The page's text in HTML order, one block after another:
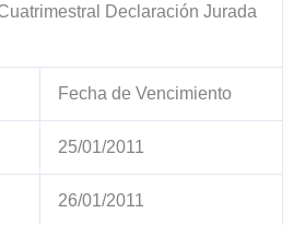
Declaración Jurada
Fecha de Vencimiento
25/01/2011
26/01/2011